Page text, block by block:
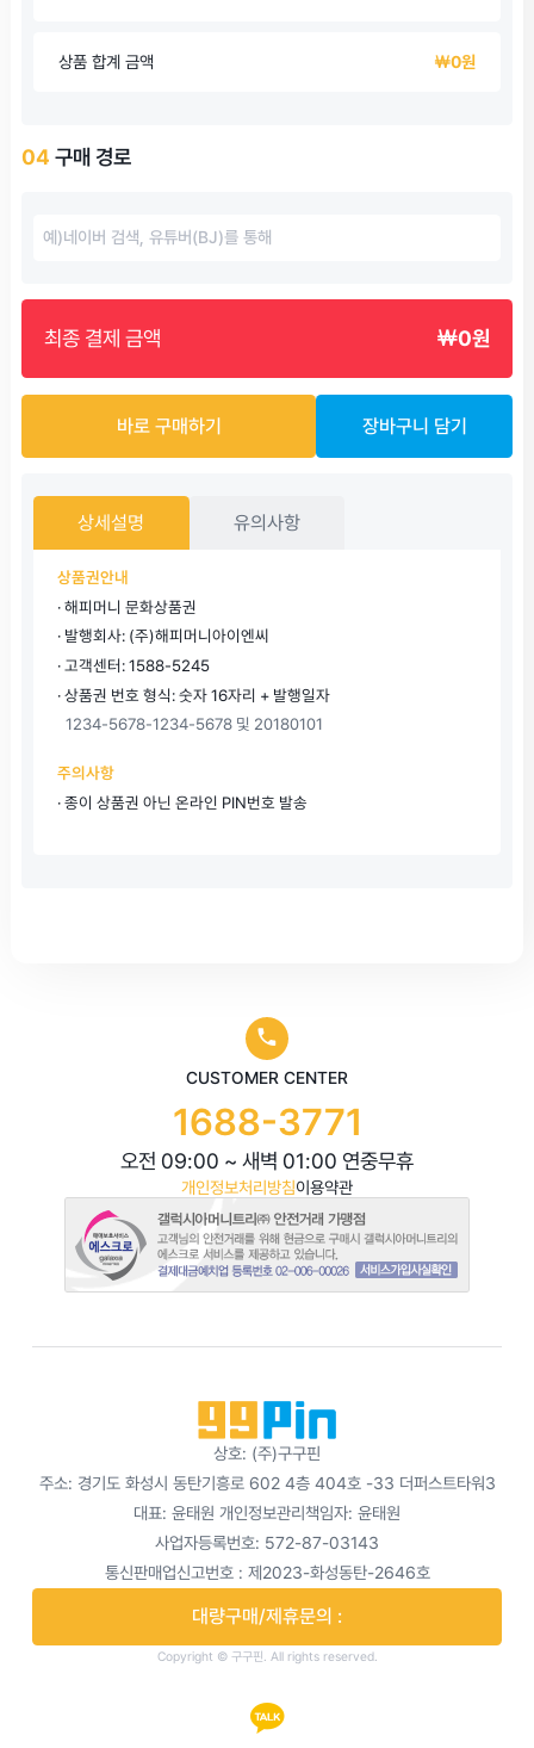
상품 합계 금액 ￦0원
04 구매 경로
최종 결제 금액 ￦0원
바로 구매하기 장바구니 담기
상세설명 유의사항
상품권안내
· 해피머니 문화상품권
· 발행회사: (주)해피머니아이엔씨
· 고객센터: 1588-5245
· 상품권 번호 형식: 숫자 16자리 + 발행일자
1234-5678-1234-5678 및 20180101
주의사항
· 종이 상품권 아닌 온라인 PIN번호 발송
상호: (주)구구핀
주소: 경기도 화성시 동탄기흥로 602 4층 404호 -33 더퍼스트타워3
대표: 윤태원 개인정보관리책임자: 윤태원
사업자등록번호: 572-87-03143
통신판매업신고번호 : 제2023-화성동탄-2646호
대량구매/제휴문의 :
Copyright © 구구핀. All rights reserved.
CUSTOMER CENTER
1688-3771
오전 09:00 ~ 새벽 01:00 연중무휴
개인정보처리방침이용약관